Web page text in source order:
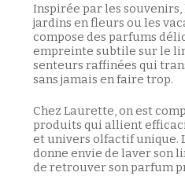
Votre
Inspirée par les
jardins en fleurs ou les
compose des parfums
empreinte subtile sur le
senteurs raffinées qui
sans jamais en faire trop.
Chez Laurette, on est
produits qui allient
et univers olfactif unique.
donne envie de laver son
de retrouver son parfum